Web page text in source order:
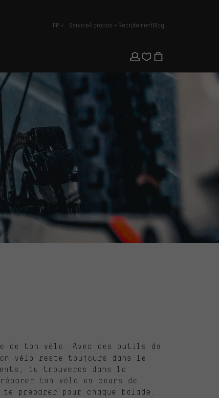
français
FR ServiceÀ propos RecrutementBlog
de ton vélo . Avec des outils de
vélo reste toujours dans le
, tu trouveras dans la
réparer ton vélo en cours de
te préparer pour chaque balade